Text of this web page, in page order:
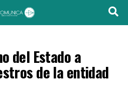
del Estado a
de la entidad